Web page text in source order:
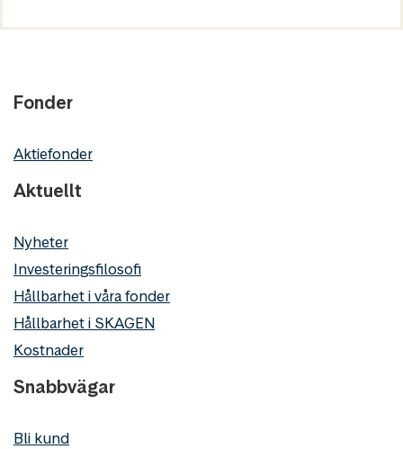
Fonder
Aktiefonder
Aktuellt
Nyheter
Investeringsfilosofi
Hållbarhet i våra fonder
Hållbarhet i SKAGEN
Kostnader
Snabbvägar
Bli kund